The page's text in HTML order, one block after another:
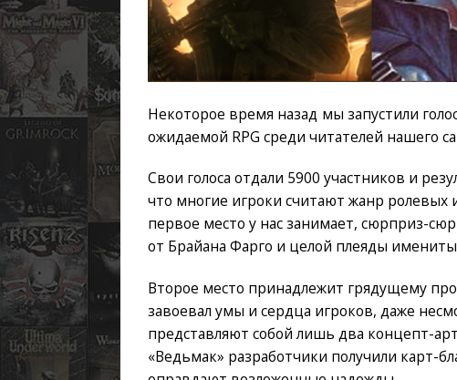
Некоторое время назад мы запустили
ожидаемой RPG среди читателей нашего
Свои голоса отдали 5900 участников и
что многие игроки считают жанр
первое место у нас занимает, сюрприз-
от Брайана Фарго и целой плеяды
Второе место принадлежит грядущему
завоевал умы и сердца игроков, даже
представляют собой лишь два концепт-
«Ведьмак» разработчики получили карт-